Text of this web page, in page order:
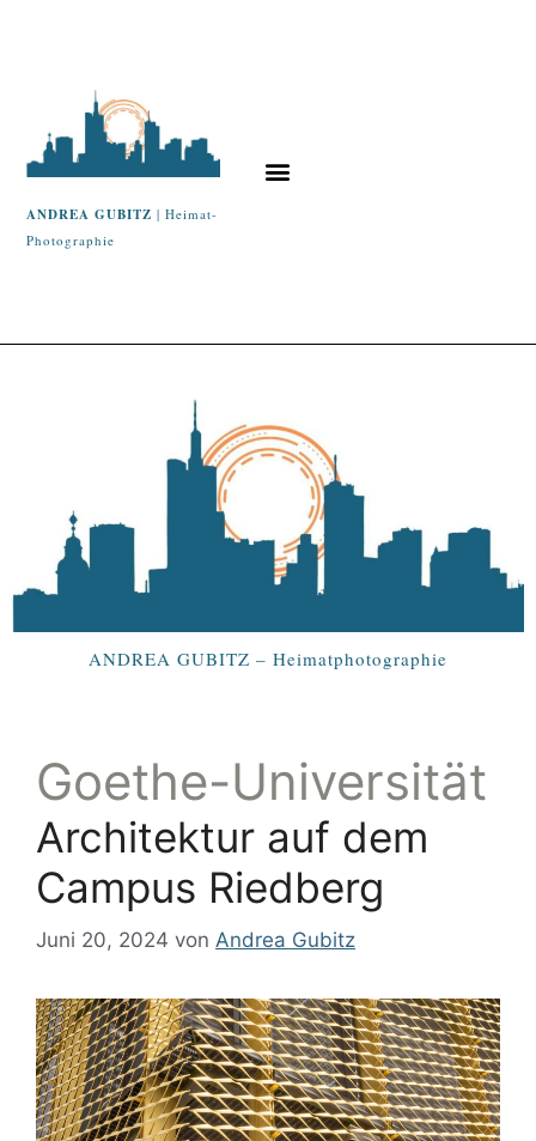
ANDREA GUBITZ | Heimat-
Photographie
ANDREA GUBITZ – Heimatphotographie
Goethe-Universität
Architektur auf dem
Campus Riedberg
Juni 20, 2024 von Andrea Gubitz